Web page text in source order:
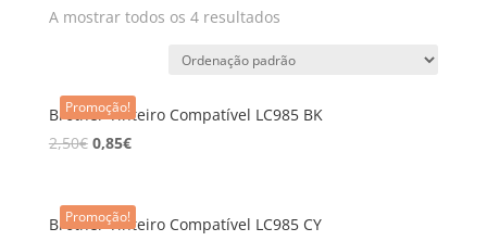
A mostrar todos os 4 resultados
Promoção!
Brother Tinteiro Compatível LC985 BK
2,50€ 0,85€
Promoção!
Brother Tinteiro Compatível LC985 CY